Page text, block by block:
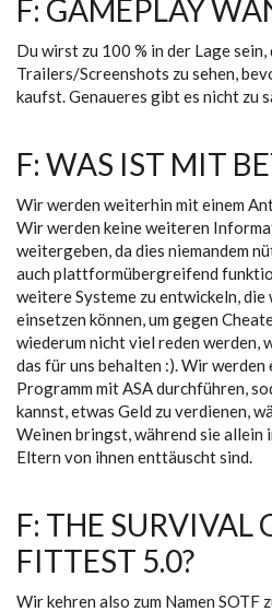
F: GAMEPLAY
Du wirst zu 100 % in der Lage sein,
Trailers/Screenshots zu sehen,
kaufst. Genaueres gibt es nicht zu
F: WAS IST MIT
Wir werden weiterhin mit einem
Wir werden keine weiteren
weitergeben, da dies niemandem
auch plattformübergreifend
weitere Systeme zu entwickeln,
einsetzen können, um gegen
wiederum nicht viel reden werden,
das für uns behalten :). Wir
Programm mit ASA durchführen,
kannst, etwas Geld zu verdienen,
Weinen bringst, während sie allein
Eltern von ihnen enttäuscht sind.
F: THE SURVIVAL
FITTEST 5.0?
Wir kehren also zum Namen SOTF